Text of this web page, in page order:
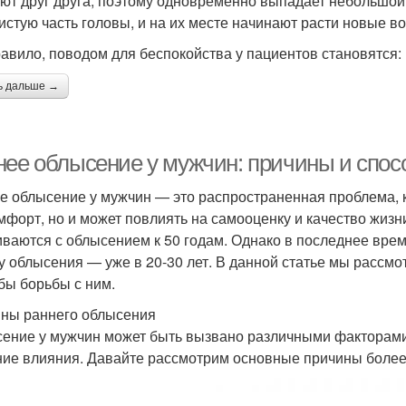
часть головы, и на их месте начинают расти новые
поводом для беспокойства у пациентов становятся:
дальше →
облысение у мужчин: причины и
облысение у мужчин — это распространенная проблема,
но и может повлиять на самооценку и качество
с облысением к 50 годам. Однако в последнее
облысения — уже в 20-30 лет. В данной статье мы
борьбы с ним.
раннего облысения
у мужчин может быть вызвано различными
влияния. Давайте рассмотрим основные причины